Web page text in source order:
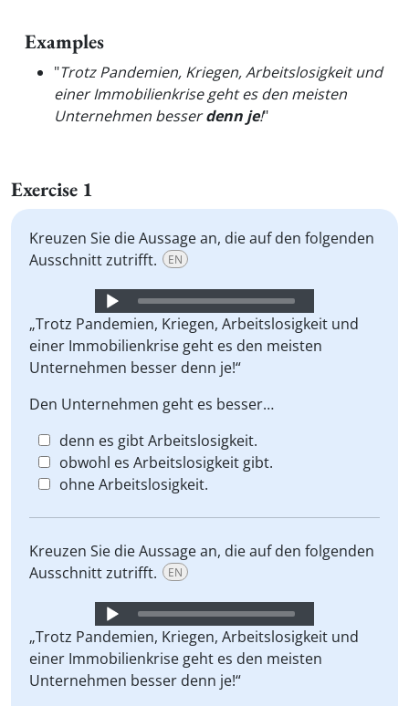
Examples
"Trotz Pandemien, Kriegen, Arbeitslosigkeit und
einer Immobilienkrise geht es den meisten
Unternehmen besserdenn je!"
Exercise 1
Kreuzen Sie die Aussage an, die auf den folgenden
Ausschnitt zutrifft.
EN
Audio
Player
„Trotz Pandemien, Kriegen, Arbeitslosigkeit und
einer Immobilienkrise geht es den meisten
Unternehmen besser denn je!“
Den Unternehmen geht es besser…
denn es gibt Arbeitslosigkeit.
obwohl es Arbeitslosigkeit gibt.
ohne Arbeitslosigkeit.
Kreuzen Sie die Aussage an, die auf den folgenden
Ausschnitt zutrifft.
EN
Audio
Player
„Trotz Pandemien, Kriegen, Arbeitslosigkeit und
einer Immobilienkrise geht es den meisten
Unternehmen besser denn je!“